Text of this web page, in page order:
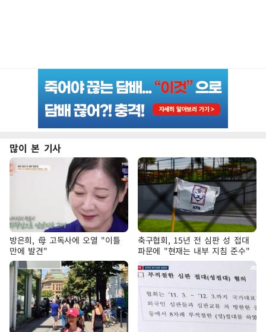
많이 본 기사
방은희, 母 고독사에 오열 "이틀
만에 발견"
축구협회, 15년 전 심판 성 접대
파문에 "현재는 내부 지침 준수"